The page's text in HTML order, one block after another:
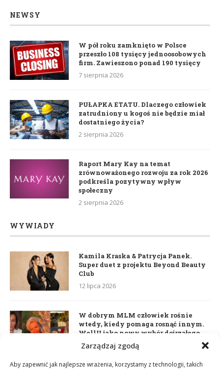
Zarządzaj zgodą
Aby zapewnić jak najlepsze wrażenia, korzystamy z technologii, takich
NEWSY
W pół roku zamknięto w Polsce
przeszło 108 tysięcy jednoosobowych
firm. Zawieszono ponad 190 tysięcy
7 sierpnia 2026
PUŁAPKA ETATU. Dlaczego człowiek
zatrudniony u kogoś nie będzie miał
dostatniego życia?
2 sierpnia 2026
Raport Mary Kay na temat
zrównoważonego rozwoju za rok 2026
podkreśla pozytywny wpływ
społeczny
2 sierpnia 2026
WYWIADY
Kamila Kraska & Patrycja Panek.
Super duet z projektu Beyond Beauty
Club
12 lipca 2026
W dobrym MLM człowiek rośnie
wtedy, kiedy pomaga rosnąć innym.
WellU jako nowy wybór dojrzałego
lidera